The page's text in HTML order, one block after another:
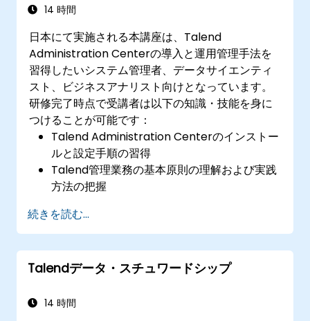
14 時間
日本にて実施される本講座は、Talend
Administration Centerの導入と運用管理手法を
習得したいシステム管理者、データサイエンティ
スト、ビジネスアナリスト向けとなっています。
研修完了時点で受講者は以下の知識・技能を身に
つけることが可能です：
Talend Administration Centerのインストー
ルと設定手順の習得
Talend管理業務の基本原則の理解および実践
方法の把握
の作成・導入・運用手法の習得
データセキュリティ管理とTACフレームワー
クを用いた業務ルーチンの設計方法
ビッグデータソリューション全般に対する深
続きを読む...
Talendデータ・スチュワードシップ
14 時間